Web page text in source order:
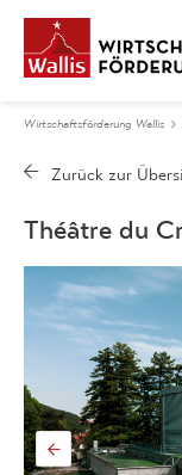
Wirtschaftsförderung Wallis
Théâtre du